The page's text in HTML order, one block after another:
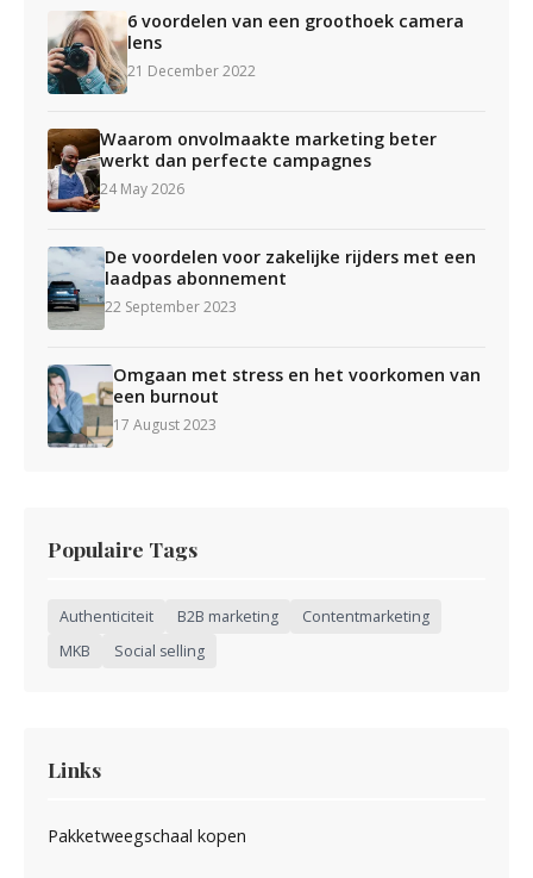
6 voordelen van een groothoek camera
lens
21 December 2022
Waarom onvolmaakte marketing beter
werkt dan perfecte campagnes
24 May 2026
De voordelen voor zakelijke rijders met een
laadpas abonnement
22 September 2023
Omgaan met stress en het voorkomen van
een burnout
17 August 2023
Populaire Tags
Authenticiteit B2B marketing
Contentmarketing
MKB
Social selling
Links
Pakketweegschaal kopen